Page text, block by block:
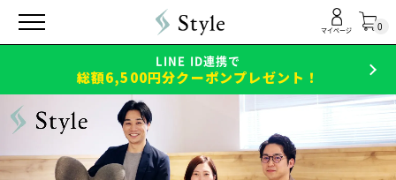
0
マイページ
LINE ID連携で
総額6,500円分クーポンプレゼント！